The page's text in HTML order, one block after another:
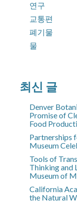
연구
교통편
폐기물
물
최신 글
Denver
Promise of
Food
Partnerships
Museum
Tools of
Thinking and
Museum of
California
the Natural